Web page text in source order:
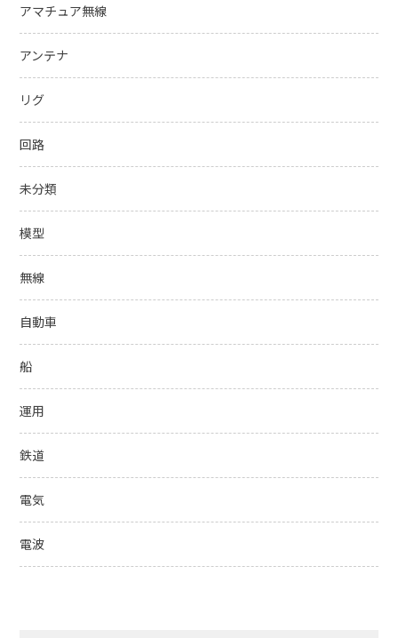
アマチュア無線
アンテナ
リグ
回路
未分類
模型
無線
自動車
船
運用
鉄道
電気
電波